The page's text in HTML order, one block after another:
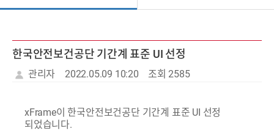
한국안전보건공단 기간계 표준 UI 선정
관리자 2022.05.09 10:20 조회 2585
xFrame이 한국안전보건공단 기간계 표준 UI 선정
되었습니다.